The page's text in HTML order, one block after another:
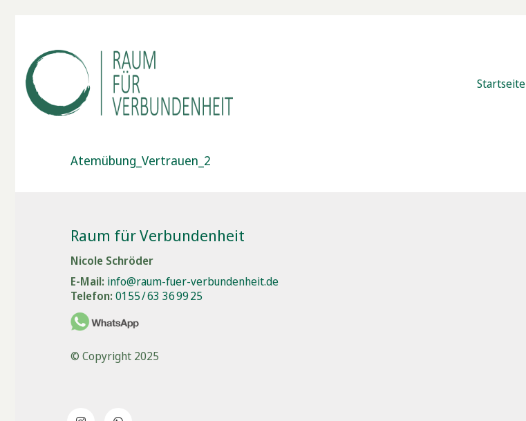
Startseite
Atemübung_Vertrauen_2
Raum für Verbundenheit
Nicole Schröder
E-Mail: info@raum-fuer-verbundenheit.de
Telefon: 0155 / 63 36 99 25
© Copyright 2025